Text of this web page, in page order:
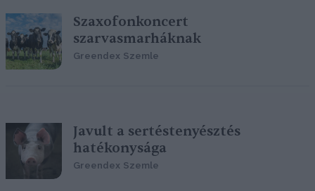
Szaxofonkoncert
szarvasmarháknak
Greendex Szemle
Javult a sertéstenyésztés
hatékonysága
Greendex Szemle